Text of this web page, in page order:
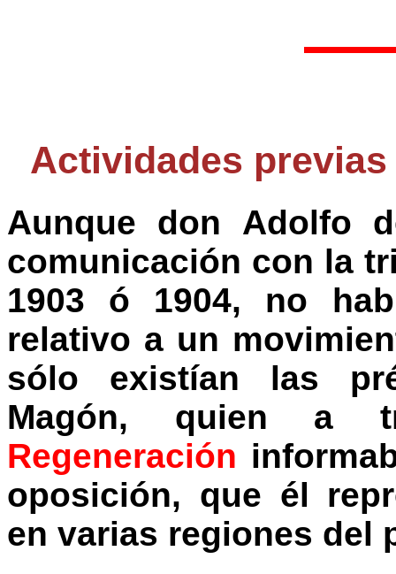
Actividades
Aunque don Adolfo
comunicación con la
1903 ó 1904, no
relativo a un
sólo existían las
Magón, quien a
Regeneración
oposición, que él
en varias regiones del